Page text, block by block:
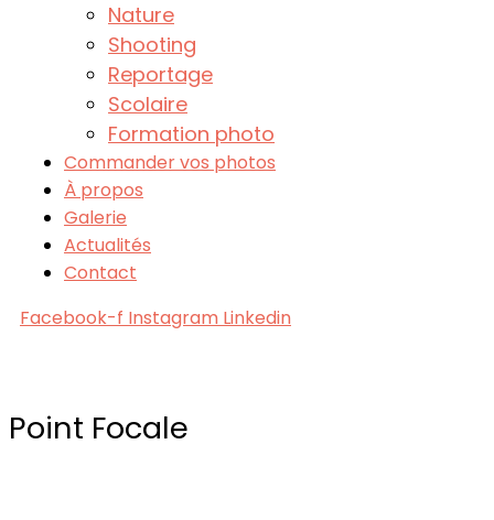
Nature
Shooting
Reportage
Scolaire
Formation photo
Commander vos photos
À propos
Galerie
Actualités
Contact
Facebook-f Instagram Linkedin
Point Focale